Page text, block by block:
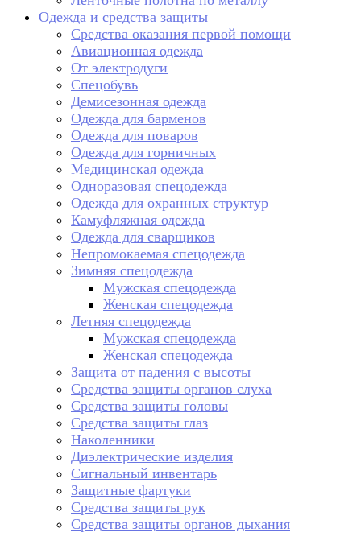
Одежда и средства защиты
Средства оказания первой помощи
Авиационная одежда
От электродуги
Спецобувь
Демисезонная одежда
Одежда для барменов
Одежда для поваров
Одежда для горничных
Медицинская одежда
Одноразовая спецодежда
Одежда для охранных структур
Камуфляжная одежда
Одежда для сварщиков
Непромокаемая спецодежда
Зимняя спецодежда
Мужская спецодежда
Женская спецодежда
Летняя спецодежда
Мужская спецодежда
Женская спецодежда
Защита от падения с высоты
Средства защиты органов слуха
Средства защиты головы
Средства защиты глаз
Наколенники
Диэлектрические изделия
Сигнальный инвентарь
Защитные фартуки
Средства защиты рук
Средства защиты органов дыхания